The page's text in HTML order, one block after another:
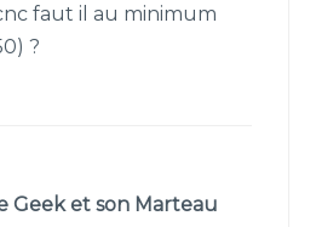
faut il au minimum
?
Geek et son Marteau